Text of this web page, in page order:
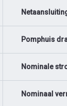
Pomphuis
Nominale
Nominaal